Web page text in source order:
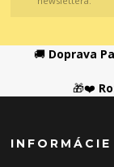
🚚 Doprava
🎁❤️